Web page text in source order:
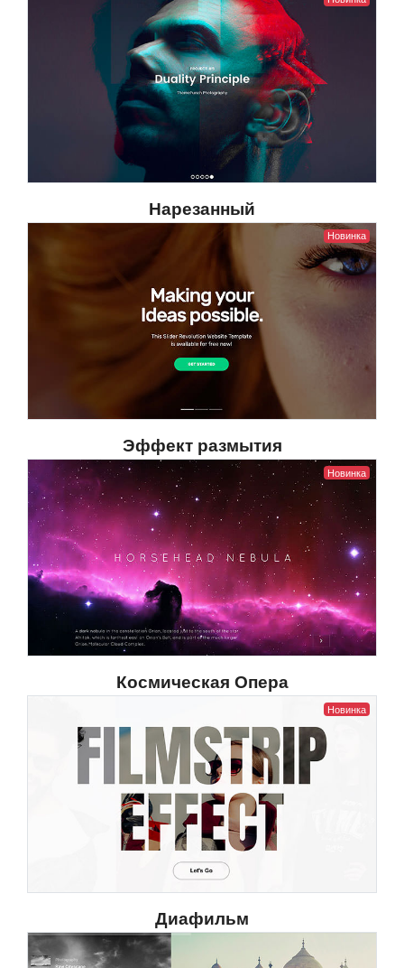
Нарезанный
Новинка
Эффект размытия
Новинка
Космическая Опера
Новинка
Диафильм